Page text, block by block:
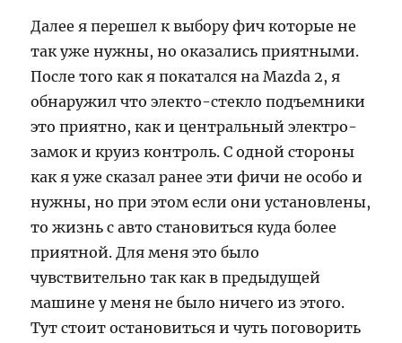
Далее я перешел к выбору фич которые не
так уже нужны, но оказались приятными.
После того как я покатался на Mazda 2, я
обнаружил что электо-стекло подъемники
это приятно, как и центральный электро-
замок и круиз контроль. С одной стороны
как я уже сказал ранее эти фичи не особо и
нужны, но при этом если они установлены,
то жизнь с авто становиться куда более
приятной. Для меня это было
чувствительно так как в предыдущей
машине у меня не было ничего из этого.
Тут стоит остановиться и чуть поговорить